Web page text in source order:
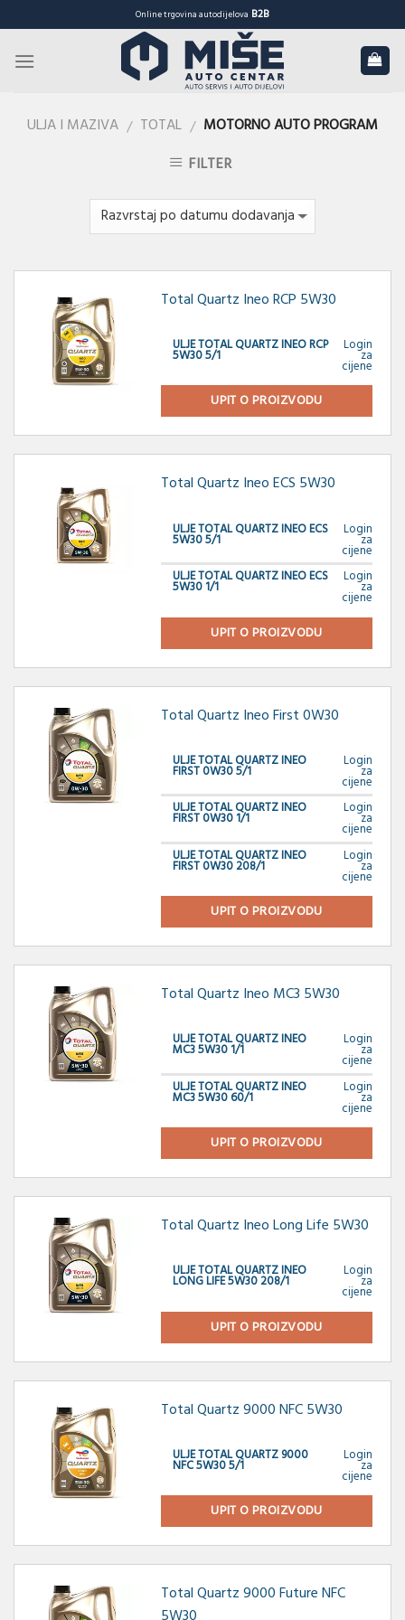
to
content
Online trgovina autodijelova B2B
ULJA I MAZIVA / TOTAL / MOTORNO AUTO PROGRAM
FILTER
Total Quartz Ineo RCP 5W30
ULJE TOTAL QUARTZ INEO RCP
5W30 5/1
Login
za
cijene
UPIT O PROIZVODU
Total Quartz Ineo ECS 5W30
ULJE TOTAL QUARTZ INEO ECS
5W30 5/1
Login
za
cijene
ULJE TOTAL QUARTZ INEO ECS
5W30 1/1
Login
za
cijene
UPIT O PROIZVODU
Total Quartz Ineo First 0W30
ULJE TOTAL QUARTZ INEO
FIRST 0W30 5/1
Login
za
cijene
ULJE TOTAL QUARTZ INEO
FIRST 0W30 1/1
Login
za
cijene
ULJE TOTAL QUARTZ INEO
FIRST 0W30 208/1
Login
za
cijene
UPIT O PROIZVODU
Total Quartz Ineo MC3 5W30
ULJE TOTAL QUARTZ INEO
MC3 5W30 1/1
Login
za
cijene
ULJE TOTAL QUARTZ INEO
MC3 5W30 60/1
Login
za
cijene
UPIT O PROIZVODU
Total Quartz Ineo Long Life 5W30
ULJE TOTAL QUARTZ INEO
LONG LIFE 5W30 208/1
Login
za
cijene
UPIT O PROIZVODU
Total Quartz 9000 NFC 5W30
ULJE TOTAL QUARTZ 9000
NFC 5W30 5/1
Login
za
cijene
UPIT O PROIZVODU
Total Quartz 9000 Future NFC